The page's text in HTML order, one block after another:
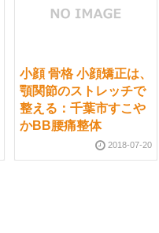
小顔 骨格 小顔矯正は、
顎関節のストレッチで
整える：千葉市すこや
かBB腰痛整体
2018-07-20